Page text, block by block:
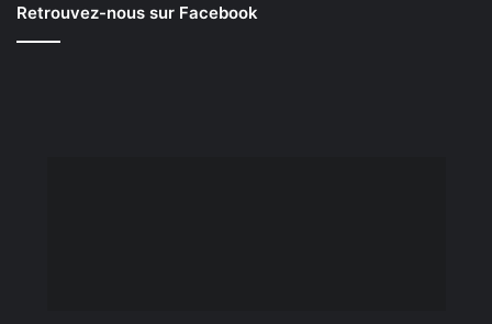
Retrouvez-nous sur Facebook